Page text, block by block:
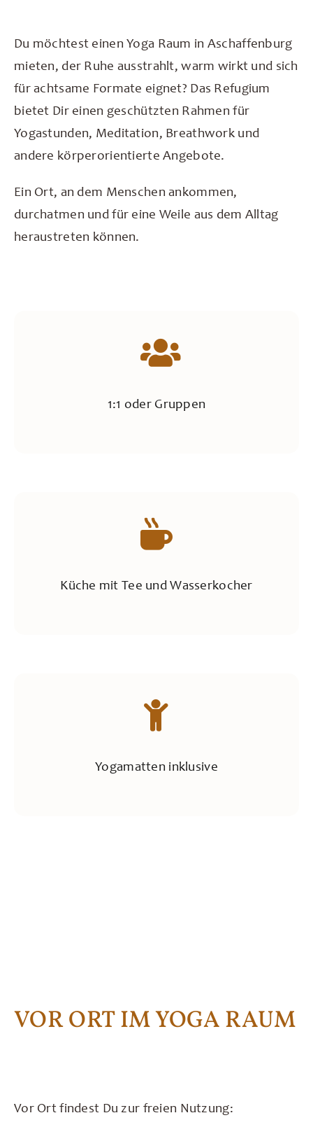
Kontakt
Du möchtest einen Yoga Raum in Aschaffenburg
mieten, der Ruhe ausstrahlt, warm wirkt und sich
für achtsame Formate eignet? Das Refugium
bietet Dir einen geschützten Rahmen für
Yogastunden, Meditation, Breathwork und
andere körperorientierte Angebote.
Ein Ort, an dem Menschen ankommen,
durchatmen und für eine Weile aus dem Alltag
heraustreten können.
1:1 oder Gruppen
Küche mit Tee und Wasserkocher
Yogamatten inklusive
VOR ORT IM YOGA RAUM
Vor Ort findest Du zur freien Nutzung: